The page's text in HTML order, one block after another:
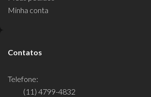
Minha conta
Contatos
Telefone:
(11) 4799-4832